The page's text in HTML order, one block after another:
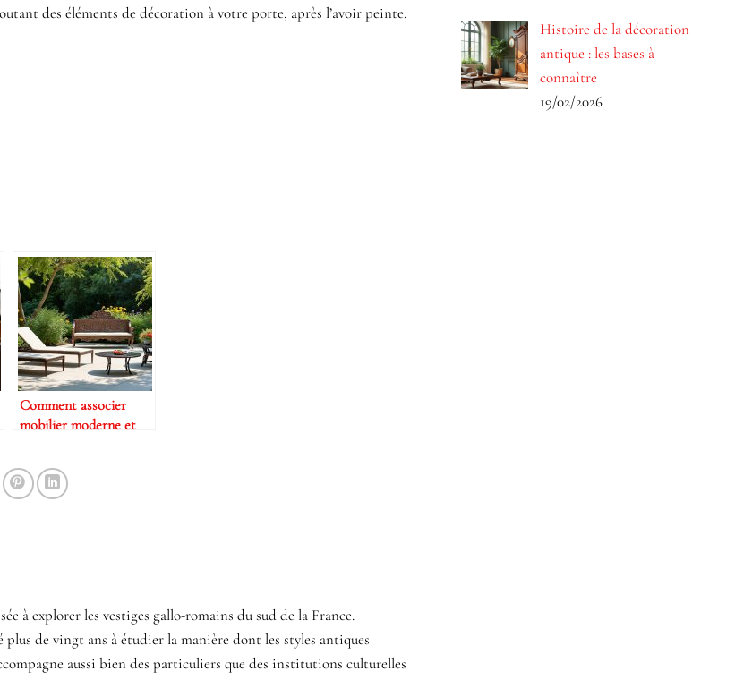
des éléments de décoration à votre porte, après l’avoir peinte.
Comment associer
mobilier moderne et
à explorer les vestiges gallo-romains du sud de la France.
de vingt ans à étudier la manière dont les styles antiques
aussi bien des particuliers que des institutions culturelles
Histoire de la décoration
antique : les bases à
connaître
19/02/2026